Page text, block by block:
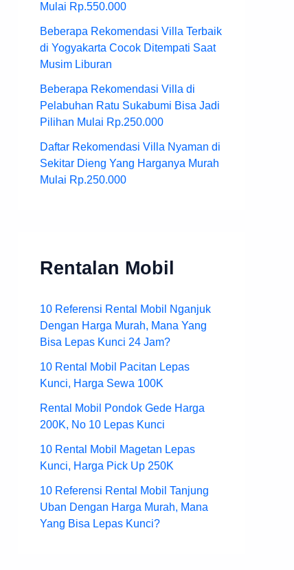
Mulai Rp.550.000
Beberapa Rekomendasi Villa Terbaik
di Yogyakarta Cocok Ditempati Saat
Musim Liburan
Beberapa Rekomendasi Villa di
Pelabuhan Ratu Sukabumi Bisa Jadi
Pilihan Mulai Rp.250.000
Daftar Rekomendasi Villa Nyaman di
Sekitar Dieng Yang Harganya Murah
Mulai Rp.250.000
Rentalan Mobil
10 Referensi Rental Mobil Nganjuk
Dengan Harga Murah, Mana Yang
Bisa Lepas Kunci 24 Jam?
10 Rental Mobil Pacitan Lepas
Kunci, Harga Sewa 100K
Rental Mobil Pondok Gede Harga
200K, No 10 Lepas Kunci
10 Rental Mobil Magetan Lepas
Kunci, Harga Pick Up 250K
10 Referensi Rental Mobil Tanjung
Uban Dengan Harga Murah, Mana
Yang Bisa Lepas Kunci?